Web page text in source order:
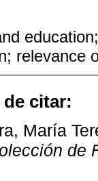
relevance
citar:
María
de